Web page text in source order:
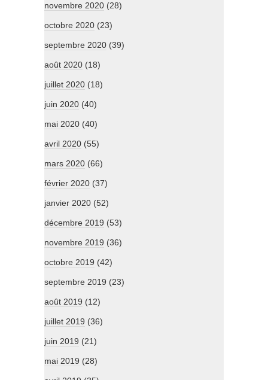
novembre 2020 (28)
octobre 2020 (23)
septembre 2020 (39)
août 2020 (18)
juillet 2020 (18)
juin 2020 (40)
mai 2020 (40)
avril 2020 (55)
mars 2020 (66)
février 2020 (37)
janvier 2020 (52)
décembre 2019 (53)
novembre 2019 (36)
octobre 2019 (42)
septembre 2019 (23)
août 2019 (12)
juillet 2019 (36)
juin 2019 (21)
mai 2019 (28)